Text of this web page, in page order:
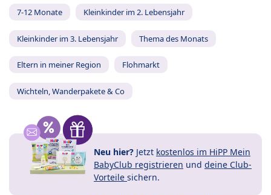
7-12 Monate Kleinkinder im 2. Lebensjahr
Kleinkinder im 3. Lebensjahr Thema des Monats
Eltern in meiner Region Flohmarkt
Wichteln, Wanderpakete & Co
Neu hier? Jetzt kostenlos im HiPP Mein
BabyClub registrieren und deine Club-
Vorteile sichern.